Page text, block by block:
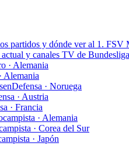
partidos y dónde ver al 1. FSV
actual y canales TV de
· Alemania
Alemania
Defensa · Noruega
· Austria
· Francia
· Alemania
· Corea del Sur
· Japón